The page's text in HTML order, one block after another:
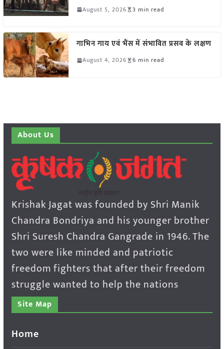
August 5, 2026 3 min read
गाभिन गाय एवं भैंस में संभावित प्रसव के लक्षण
August 4, 2026 6 min read
About Us
Krishak Jagat was founded by Shri Manik
Chandra Bondriya and his younger brother
Shri Suresh Chandra Gangrade in 1946. The
two were like minded and patriotic
freedom fighters that after their freedom
struggle wanted to help the nations
Site Map
Home